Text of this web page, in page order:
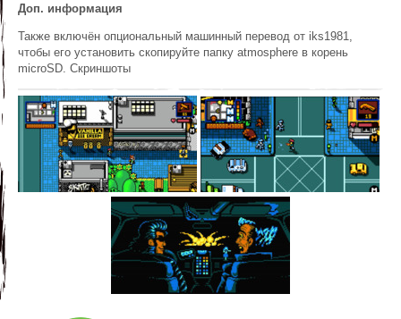
Доп. информация
Также включён опциональный машинный перевод от iks1981,
чтобы его установить скопируйте папку atmosphere в корень
microSD. Скриншоты